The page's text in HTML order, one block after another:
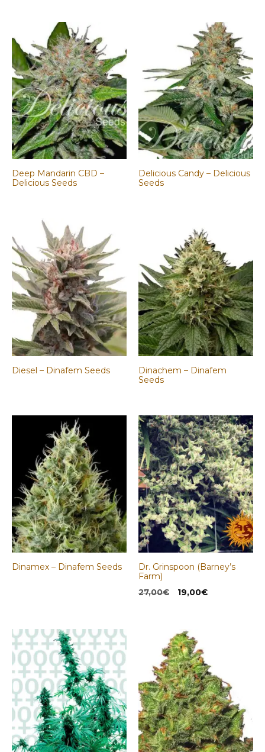
Deep Mandarin CBD –
Delicious Seeds
Delicious Candy – Delicious
Seeds
Diesel – Dinafem Seeds
Dinachem – Dinafem
Seeds
Dinamex – Dinafem Seeds
Dr. Grinspoon (Barney’s
Farm)
27,00€
El
27,00€.
19,00€El